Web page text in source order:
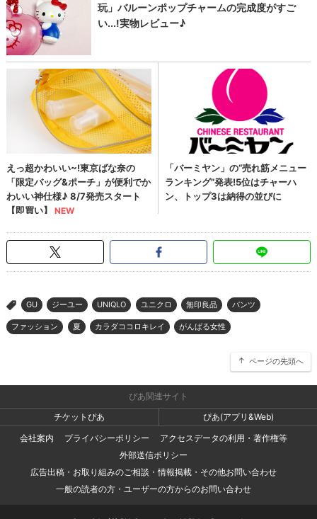
> GU ジーユー UNIQLO ユニクロ 無印良品 パンツ
ファッション 夏 カラダココロキレイ がんばる女性
ページの先頭へ
ぴあ関連サイト
チケットぴあ
ぴあ(アプリ&Web)
会社案内
プライバシーポリシー
アクセスデータの利用・著作権等
外部送信ポリシー
広告出稿・お取り組みのご相談・情報掲載・その他お問い合わせ
一般の読者の方・ユーザーの方からのお問い合わせ